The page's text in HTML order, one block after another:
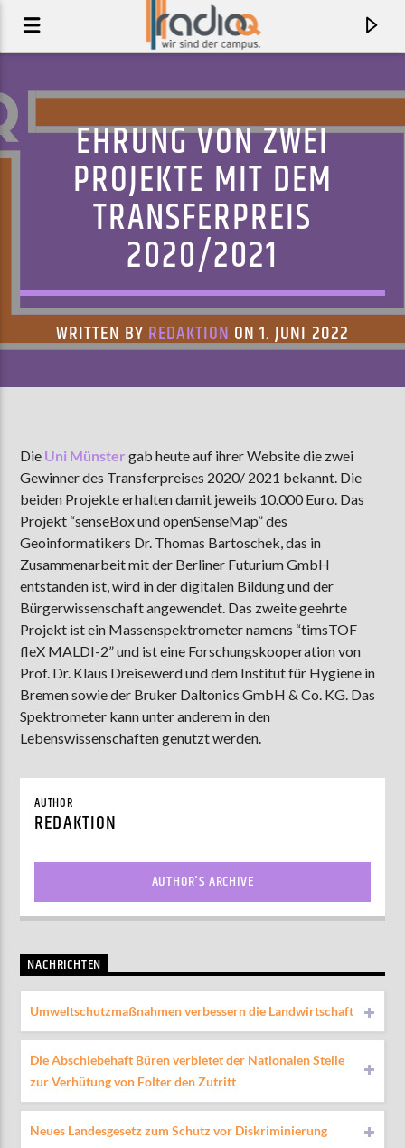
AKTUELLER TRACK
MAMAS GUN
AKTUELLE SENDUNG
MOEBIUS
00:00 09:00
90,9 MHz Steinfurt 103,9 MHz
EHRUNG VON ZWEI
PROJEKTE MIT DEM
TRANSFERPREIS
2020/2021
WRITTEN BY REDAKTION ON 1. JUNI 2022
Die Uni Münster gab heute auf ihrer Website die zwei
Gewinner des Transferpreises 2020/ 2021 bekannt. Die
beiden Projekte erhalten damit jeweils 10.000 Euro. Das
Projekt “senseBox und openSenseMap” des
Geoinformatikers Dr. Thomas Bartoschek, das in
Zusammenarbeit mit der Berliner Futurium GmbH
entstanden ist, wird in der digitalen Bildung und der
Bürgerwissenschaft angewendet. Das zweite geehrte
Projekt ist ein Massenspektrometer namens “timsTOF
fleX MALDI-2” und ist eine Forschungskooperation von
Prof. Dr. Klaus Dreisewerd und dem Institut für Hygiene in
Bremen sowie der Bruker Daltonics GmbH & Co. KG. Das
Spektrometer kann unter anderem in den
Lebenswissenschaften genutzt werden.
AUTHOR
REDAKTION
AUTHOR'S ARCHIVE
NACHRICHTEN
Umweltschutzmaßnahmen verbessern die Landwirtschaft
Die Abschiebehaft Büren verbietet der Nationalen Stelle
zur Verhütung von Folter den Zutritt
Neues Landesgesetz zum Schutz vor Diskriminierung